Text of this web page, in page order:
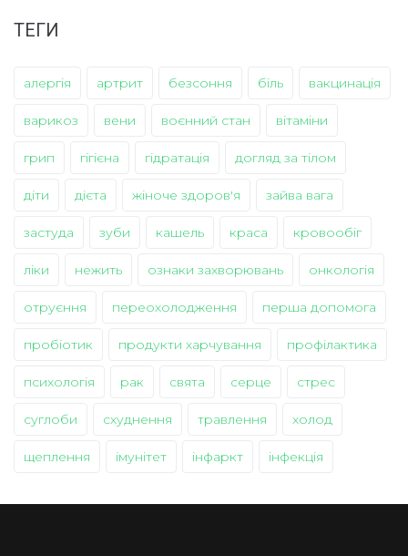
ТЕГИ
алергія артрит безсоння біль вакцинація
варикоз вени воєнний стан вітаміни
грип гігієна гідратація догляд за тілом
діти дієта жіноче здоров'я зайва вага
застуда зуби кашель краса кровообіг
ліки нежить ознаки захворювань онкологія
отруєння переохолодження перша допомога
пробіотик продукти харчування профілактика
психологія рак свята серце стрес
суглоби схуднення травлення холод
щеплення імунітет інфаркт інфекція